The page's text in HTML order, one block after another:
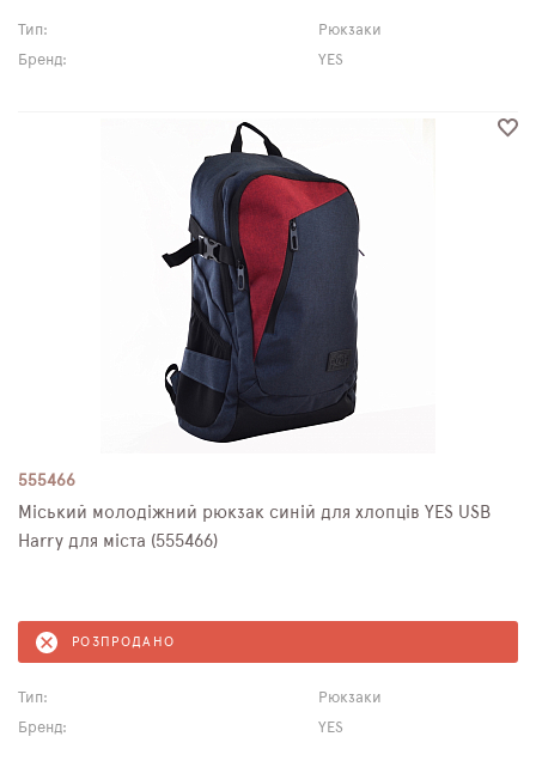
Тип:
Рюкзаки
Бренд:
YES
555466
Міський молодіжний рюкзак синій для хлопців YES USB
Harry для міста (555466)
РОЗПРОДАНО
Тип:
Рюкзаки
Бренд:
YES